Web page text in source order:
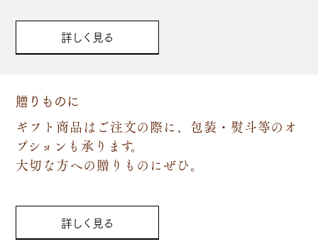
詳しく見る
贈りものに
ギフト商品はご注文の際に、包装・熨斗等のオ
プションも承ります。
大切な方への贈りものにぜひ。
詳しく見る